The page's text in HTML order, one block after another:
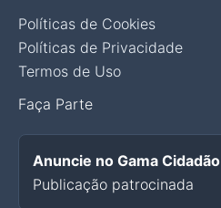
Políticas de Cookies
Políticas de Privacidade
Termos de Uso
Faça Parte
Anuncie no Gama Cidadão
Publicação patrocinada